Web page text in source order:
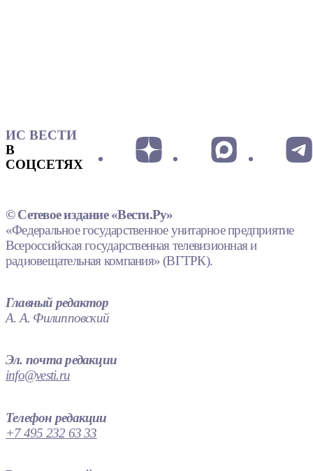
ИС ВЕСТИ
В
СОЦСЕТЯХ
© Сетевое издание «Вести.Ру»
«Федеральное государственное унитарное предприятие
Всероссийская государственная телевизионная и
радиовещательная компания» (ВГТРК).
Главный редактор
А. А. Филипповский
Эл. почта редакции
info@vesti.ru
Телефон редакции
+7 495 232 63 33